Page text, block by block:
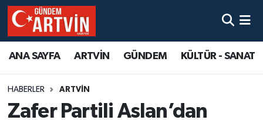
ANA SAYFA ARTVİN GÜNDEM KÜLTÜR - SANAT
HABERLER ARTVİN
Zafer Partili Aslan’dan